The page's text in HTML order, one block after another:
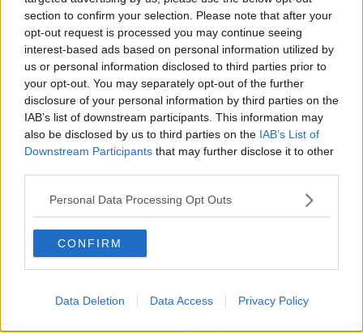
section to confirm your selection. Please note that after your
opt-out request is processed you may continue seeing
interest-based ads based on personal information utilized by
us or personal information disclosed to third parties prior to
your opt-out. You may separately opt-out of the further
disclosure of your personal information by third parties on the
IAB’s list of downstream participants. This information may
also be disclosed by us to third parties on the IAB’s List of
Downstream Participants that may further disclose it to other
Personal Data Processing Opt Outs
CONFIRM
Data Deletion Data Access Privacy Policy
​La virtù secondo Confucio e Xi (seconda parte)
Le Pax imperiali e Tianxia (prima parte)
Un mondo condiviso a misura di bambino
​Un chiarimento, Chris Hedges e qualche domanda
Il velleitarismo di Trump, dell’UE e di Darwin
​Karen Horney e il ponte sullo Stretto
​I bulli vanno isolati
L’invertebrata von der Leyen e il Lula-risk
Trump soffre, la Corte dell'Aia è viva
problema!
​Alessandro Orsini e la tetrade oscura del sionismo
​Hilsenrath e le 9 omotipie tra Nazismo, Sionismo e
Americanismo" (4^ parte)
​Il terrore di Netanyahu e la strategia della tensione
Il mito della democratica Israele (prima parte)
​Il voto del referendum e i due genocidi
Il decreto il-libertà e in-sicurezza